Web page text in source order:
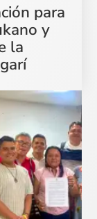
para
y
la